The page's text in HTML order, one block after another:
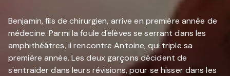
Benjamin, fils de chirurgien, arrive en première année de
médecine. Parmi la foule d'élèves se serrant dans les
amphithéâtres, il rencontre Antoine, qui triple sa
première année. Les deux garçons décident de
s'entraider dans leurs révisions, pour se hisser dans les